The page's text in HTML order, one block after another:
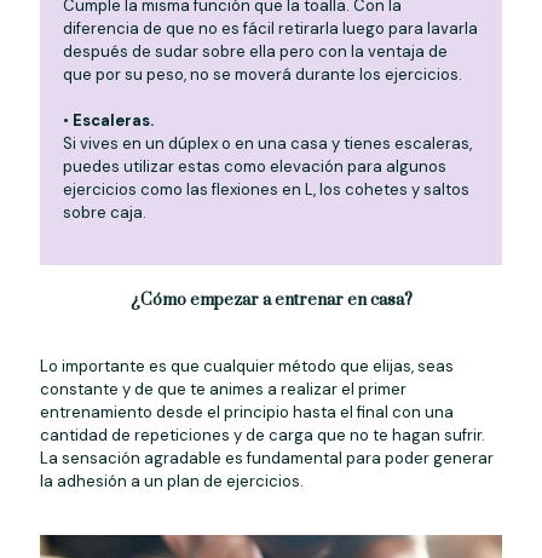
Cumple la misma función que la toalla. Con la
diferencia de que no es fácil retirarla luego para lavarla
después de sudar sobre ella pero con la ventaja de
que por su peso, no se moverá durante los ejercicios.
• Escaleras.
Si vives en un dúplex o en una casa y tienes escaleras,
puedes utilizar estas como elevación para algunos
ejercicios como las flexiones en L, los cohetes y saltos
sobre caja.
¿Cómo empezar a entrenar en casa?
Lo importante es que cualquier método que elijas, seas
constante y de que te animes a realizar el primer
entrenamiento desde el principio hasta el final con una
cantidad de repeticiones y de carga que no te hagan sufrir.
La sensación agradable es fundamental para poder generar
la adhesión a un plan de ejercicios.